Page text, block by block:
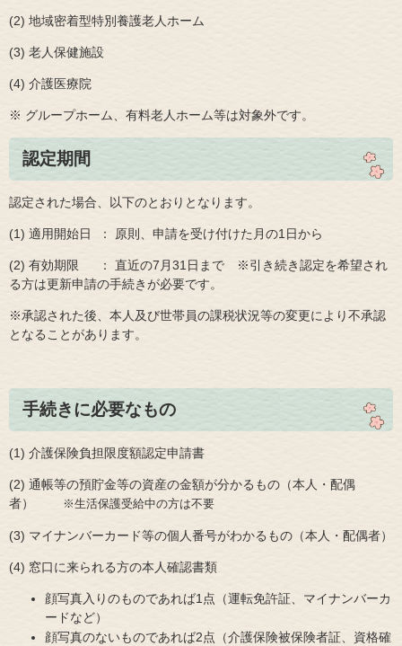
(2) 地域密着型特別養護老人ホーム
(3) 老人保健施設
(4) 介護医療院
※ グループホーム、有料老人ホーム等は対象外です。
認定期間
認定された場合、以下のとおりとなります。
(1) 適用開始日 ： 原則、申請を受け付けた月の1日から
(2) 有効期限 ： 直近の7月31日まで ※引き続き認定を希望され
る方は更新申請の手続きが必要です。
※承認された後、本人及び世帯員の課税状況等の変更により不承認
となることがあります。
手続きに必要なもの
(1) 介護保険負担限度額認定申請書
(2) 通帳等の預貯金等の資産の金額が分かるもの（本人・配偶
者）
※生活保護受給中の方は不要
(3) マイナンバーカード等の個人番号がわかるもの（本人・配偶者）
(4) 窓口に来られる方の本人確認書類
顔写真入りのものであれば1点（運転免許証、マイナンバーカ
ードなど）
顔写真のないものであれば2点（介護保険被保険者証、資格確